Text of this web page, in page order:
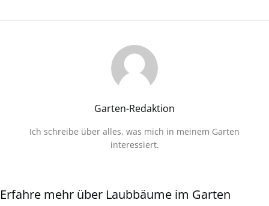
Garten-Redaktion
Ich schreibe über alles, was mich in meinem Garten
interessiert.
Erfahre mehr über Laubbäume im Garten